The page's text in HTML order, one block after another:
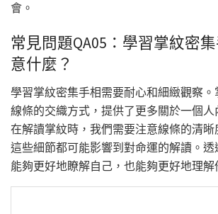
會。
常見問題QA05：學習掌紋密
意什麼？
學習掌紋密集手相需要耐心和細緻觀察
線條的交織方式，提供了更多關於一個人
在解讀掌紋時，我們需要注意線條的清晰
這些細節都可能影響到對命運的解讀。
能夠更好地瞭解自己，也能夠更好地理解